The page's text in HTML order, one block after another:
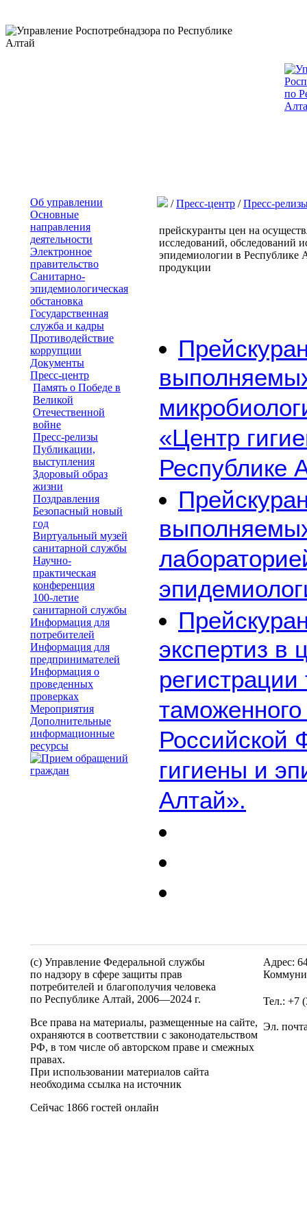
Об управлении
Основные
направления
деятельности
Электронное
правительство
Санитарно-
эпидемиологическая
обстановка
Государственная
служба и кадры
Противодействие
коррупции
Документы
Пресс-центр
Память о Победе в
Великой
Отечественной
войне
Пресс-релизы
Публикации,
выступления
Здоровый образ
жизни
Поздравления
Безопасный новый
год
Виртуальный музей
санитарной службы
Научно-
практическая
конференция
100-летие
санитарной службы
Информация для
потребителей
Информация для
предпринимателей
Информация о
проведенных
проверках
Мероприятия
Дополнительные
информационные
ресурсы
/Пресс-центр /Пресс-
прейскуранты цен на
исследований,
эпидемиологии в Республике
продукции
«Центр
Республике
экспертиз в
Российской
гигиены и
Алтай».
(c) Управление Федеральной службы
по надзору в сфере защиты прав
потребителей и благополучия человека
по Республике Алтай, 2006—2024 г.
Все права на материалы, размещенные на сайте,
охраняются в соответствии с законодательством
РФ, в том числе об авторском праве и смежных
правах.
При использовании материалов сайта
необходима ссылка на источник
Сейчас 1866 гостей онлайн
Адрес:
Тел.: +7
Эл.